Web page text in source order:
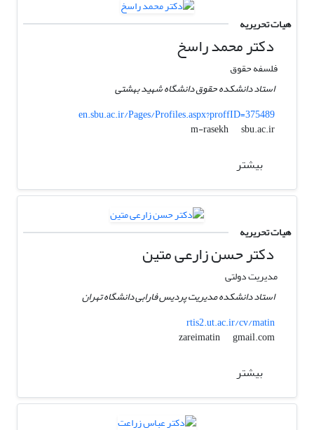
هیات تحریریه
دکتر محمد راسخ
فلسفه حقوق
استاد دانشکده حقوق دانشگاه شهید بهشتی
en.sbu.ac.ir/Pages/Profiles.aspx?proffID=375489
m-rasekh
sbu.ac.ir
بیشتر
هیات تحریریه
دکتر حسن زارعی متین
مدیریت دولتی
استاد دانشکده مدیریت پردیس فارابی دانشگاه تهران
rtis2.ut.ac.ir/cv/matin
zareimatin
gmail.com
بیشتر